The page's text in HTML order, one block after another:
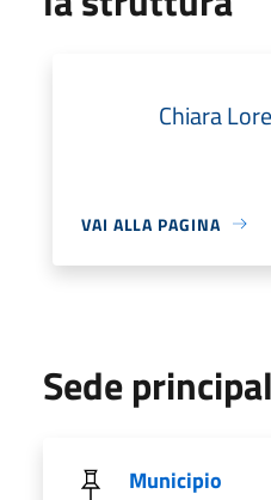
Chiara
VAI ALLA PAGINA
Sede
Municipio